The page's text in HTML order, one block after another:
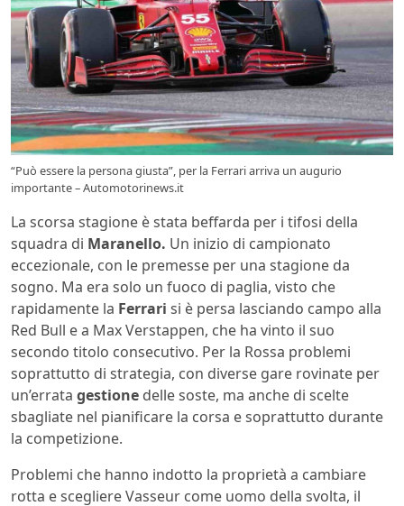
“Può essere la persona giusta”, per la Ferrari arriva un augurio
importante – Automotorinews.it
La scorsa stagione è stata beffarda per i tifosi della
squadra di Maranello. Un inizio di campionato
eccezionale, con le premesse per una stagione da
sogno. Ma era solo un fuoco di paglia, visto che
rapidamente la Ferrari si è persa lasciando campo alla
Red Bull e a Max Verstappen, che ha vinto il suo
secondo titolo consecutivo. Per la Rossa problemi
soprattutto di strategia, con diverse gare rovinate per
un’errata gestione delle soste, ma anche di scelte
sbagliate nel pianificare la corsa e soprattutto durante
la competizione.
Problemi che hanno indotto la proprietà a cambiare
rotta e scegliere Vasseur come uomo della svolta, il